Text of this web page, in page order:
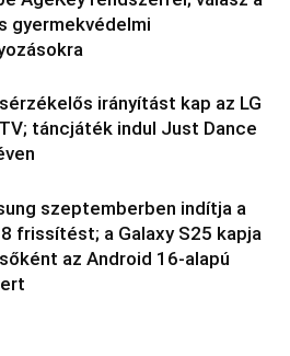
gyermekvédelmi
irányítást kap az LG
táncjáték indul Just Dance
szeptemberben indítja a
8 frissítést; a Galaxy S25 kapja
az Android 16-alapú